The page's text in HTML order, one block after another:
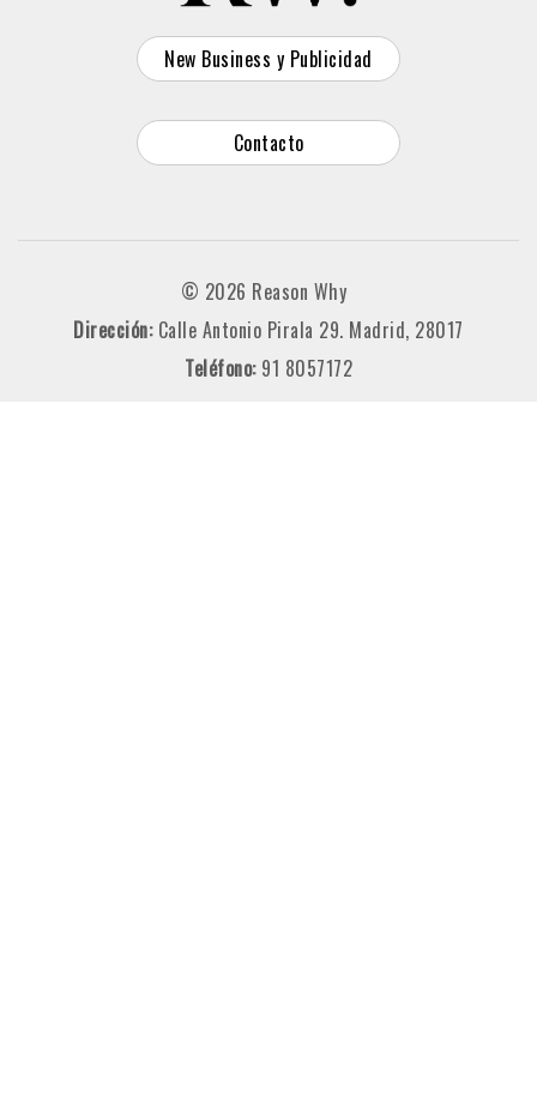
New Business y Publicidad
Contacto
© 2026 Reason Why
Dirección: Calle Antonio Pirala 29. Madrid, 28017
Teléfono: 91 8057172